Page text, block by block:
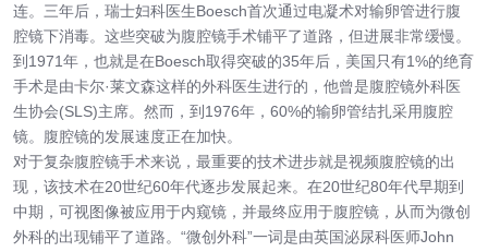
连。三年后，瑞士妇科医生Boesch首次通过电凝术对输卵管进行腹
腔镜下消毒。这些突破为腹腔镜手术铺平了道路，但进展非常缓慢。
到1971年，也就是在Boesch取得突破的35年后，美国只有1%的绝育
手术是由卡尔·莱文森这样的外科医生进行的，他曾是腹腔镜外科医
生协会(SLS)主席。然而，到1976年，60%的输卵管结扎采用腹腔
镜。腹腔镜的发展速度正在加快。
对于复杂腹腔镜手术来说，最重要的技术进步就是视频腹腔镜的出
现，该技术在20世纪60年代逐步发展起来。在20世纪80年代早期到
中期，可视图像被应用于内窥镜，并最终应用于腹腔镜，从而为微创
外科的出现铺平了道路。“微创外科”一词是由英国泌尿科医师John